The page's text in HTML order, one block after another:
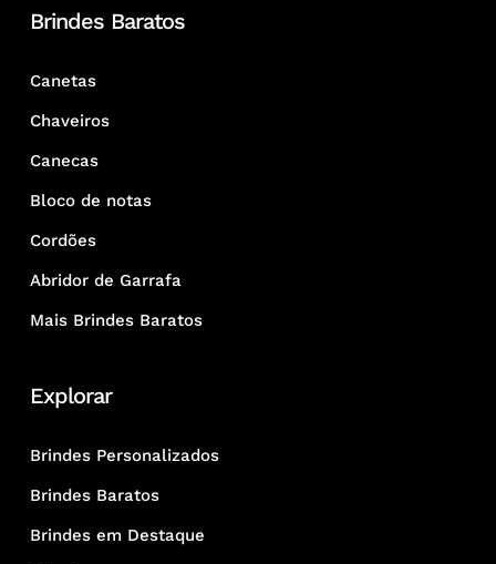
Brindes Baratos
Canetas
Chaveiros
Canecas
Bloco de notas
Cordões
Abridor de Garrafa
Mais Brindes Baratos
Explorar
Brindes Personalizados
Brindes Baratos
Brindes em Destaque